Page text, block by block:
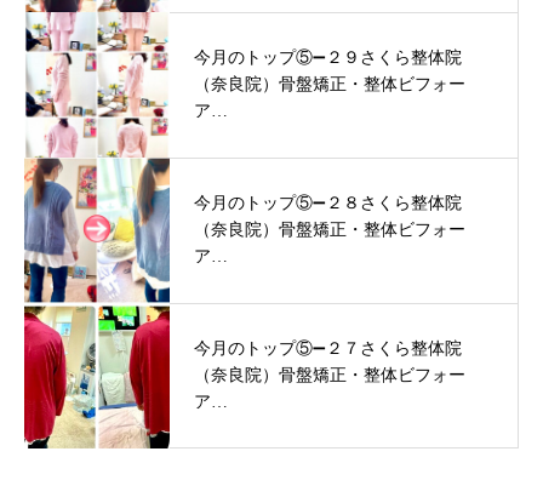
今月のトップ⑤➖２９さくら整体院
（奈良院）骨盤矯正・整体ビフォー
ア…
今月のトップ⑤➖２８さくら整体院
（奈良院）骨盤矯正・整体ビフォー
ア…
今月のトップ⑤➖２７さくら整体院
（奈良院）骨盤矯正・整体ビフォー
ア…